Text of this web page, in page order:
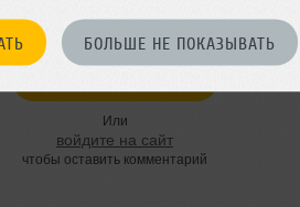
БОЛЬШЕ НЕ ПОКАЗЫВАТЬ
Или
войдите на сайт
чтобы оставить комментарий